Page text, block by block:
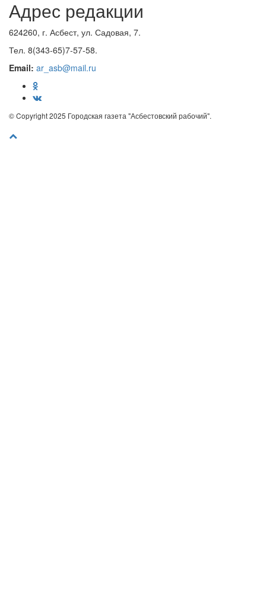
Адрес редакции
624260, г. Асбест, ул. Садовая, 7.
Тел. 8(343-65)7-57-58.
Email: ar_asb@mail.ru
© Copyright 2025 Городская газета "Асбестовский рабочий".